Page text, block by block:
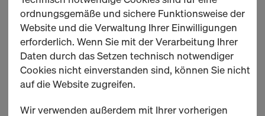
17 Produkte gefunden
Meist gesucht
ordnungsgemäße und sichere Funktionsweise der
Website und die Verwaltung Ihrer Einwilligungen
erforderlich. Wenn Sie mit der Verarbeitung Ihrer
Daten durch das Setzen technisch notwendiger
Cookies nicht einverstanden sind, können Sie nicht
auf die Website zugreifen.
Wir verwenden außerdem mit Ihrer vorherigen